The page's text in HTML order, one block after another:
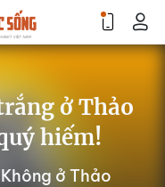
ở Thảo
hiếm!
ở Thảo